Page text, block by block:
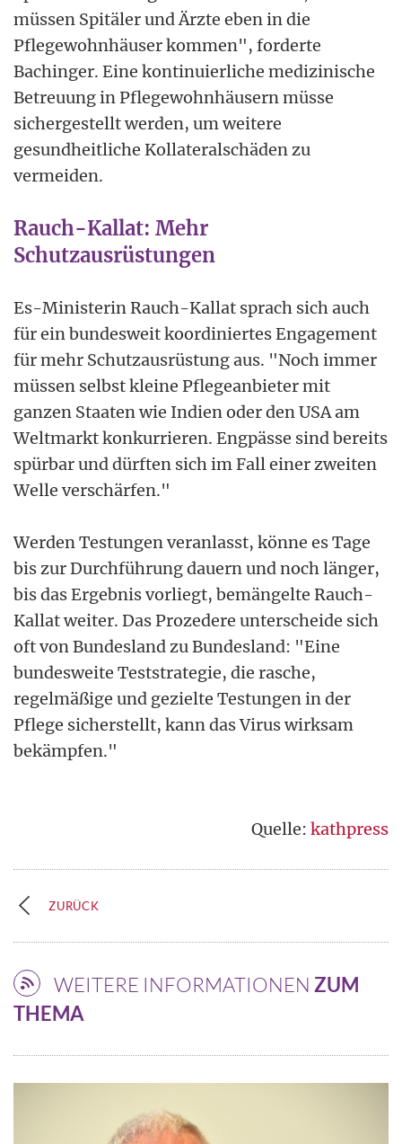
müssen Spitäler und Ärzte eben in die
Pflegewohnhäuser kommen", forderte
Bachinger. Eine kontinuierliche medizinische
Betreuung in Pflegewohnhäusern müsse
sichergestellt werden, um weitere
gesundheitliche Kollateralschäden zu
vermeiden.
Rauch-Kallat: Mehr
Schutzausrüstungen
Es-Ministerin Rauch-Kallat sprach sich auch
für ein bundesweit koordiniertes Engagement
für mehr Schutzausrüstung aus. "Noch immer
müssen selbst kleine Pflegeanbieter mit
ganzen Staaten wie Indien oder den USA am
Weltmarkt konkurrieren. Engpässe sind bereits
spürbar und dürften sich im Fall einer zweiten
Welle verschärfen."
Werden Testungen veranlasst, könne es Tage
bis zur Durchführung dauern und noch länger,
bis das Ergebnis vorliegt, bemängelte Rauch-
Kallat weiter. Das Prozedere unterscheide sich
oft von Bundesland zu Bundesland: "Eine
bundesweite Teststrategie, die rasche,
regelmäßige und gezielte Testungen in der
Pflege sicherstellt, kann das Virus wirksam
bekämpfen."
Quelle: kathpress
ZURÜCK
WEITERE INFORMATIONEN ZUM
THEMA